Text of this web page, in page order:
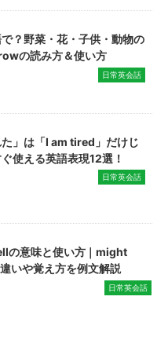
？野菜・花・子供・動物の
の読み方＆使い方
日常英会話
」は「I am tired」だけじ
使える英語表現12選！
日常英会話
の意味と使い方｜might
いや覚え方を例文解説
日常英会話